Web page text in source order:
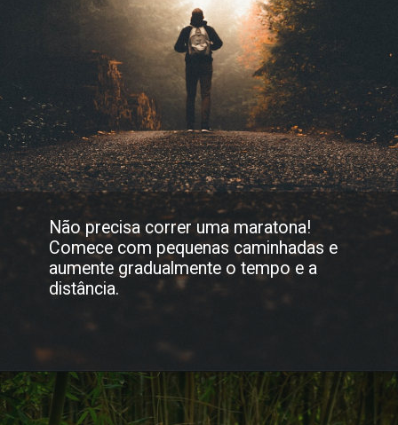
Não precisa correr uma maratona!
Comece com pequenas caminhadas e
aumente gradualmente o tempo e a
distância.